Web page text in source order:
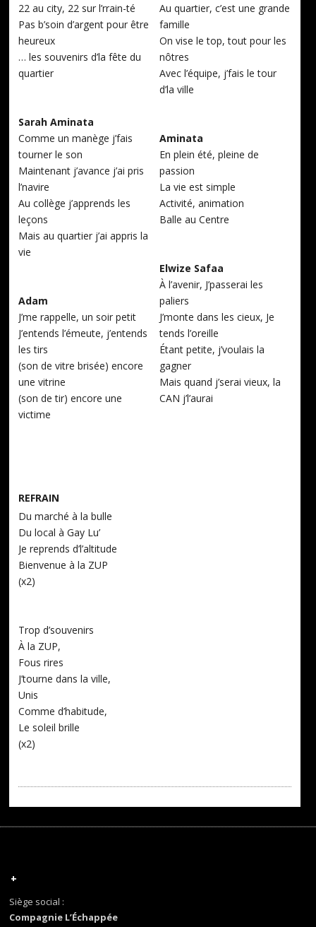
22 au city, 22 sur l’rrain-té
Pas b’soin d’argent pour être
heureux
… les souvenirs d’la fête du
quartier
Sarah Aminata
Comme un manège j’fais
tourner le son
Maintenant j’avance j’ai pris
l’navire
Au collège j’apprends les
leçons
Mais au quartier j’ai appris la
vie
Adam
J’me rappelle, un soir petit
J’entends l’émeute, j’entends
les tirs
(son de vitre brisée) encore
une vitrine
(son de tir) encore une
victime
REFRAIN
Du marché à la bulle
Du local à Gay Lu’
Je reprends d’l’altitude
Bienvenue à la ZUP
(x2)
Trop d’souvenirs
À la ZUP,
Fous rires
J’tourne dans la ville,
Unis
Comme d’habitude,
Le soleil brille
(x2)
Au quartier, c’est une grande
famille
On vise le top, tout pour les
nôtres
Avec l’équipe, j’fais le tour
d’la ville
Aminata
En plein été, pleine de
passion
La vie est simple
Activité, animation
Balle au Centre
Elwize Safaa
À l’avenir, J’passerai les
paliers
J’monte dans les cieux, Je
tends l’oreille
Étant petite, j’voulais la
gagner
Mais quand j’serai vieux, la
CAN j’l’aurai
+
Siège social :
Compagnie L’Échappée